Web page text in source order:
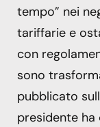
tempo” nei
tariffarie e
con
sono
pubblicato
presidente